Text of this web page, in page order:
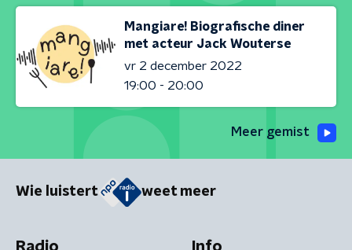
Mangiare! Biografische diner
met acteur Jack Wouterse
vr 2 december 2022
19:00 - 20:00
Meer gemist
Wie luistert weet meer
Radio Info